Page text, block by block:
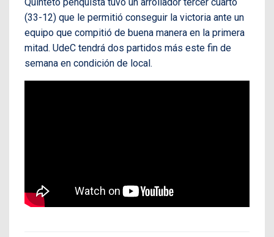
Quinteto penquista tuvo un arrollador tercer cuarto
(33-12) que le permitió conseguir la victoria ante un
equipo que compitió de buena manera en la primera
mitad. UdeC tendrá dos partidos más este fin de
semana en condición de local.